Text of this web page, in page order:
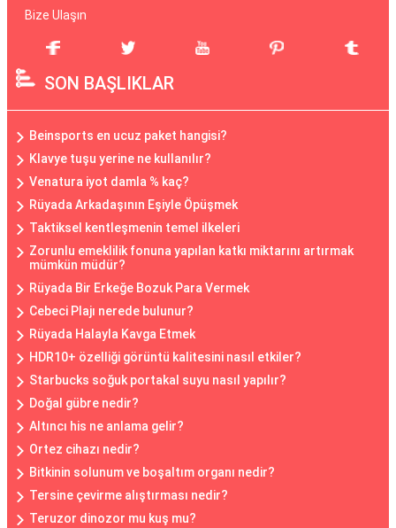
Bize Ulaşın
SON BAŞLIKLAR
Beinsports en ucuz paket hangisi?
Klavye tuşu yerine ne kullanılır?
Venatura iyot damla % kaç?
Rüyada Arkadaşının Eşiyle Öpüşmek
Taktiksel kentleşmenin temel ilkeleri
Zorunlu emeklilik fonuna yapılan katkı miktarını artırmak
mümkün müdür?
Rüyada Bir Erkeğe Bozuk Para Vermek
Cebeci Plajı nerede bulunur?
Rüyada Halayla Kavga Etmek
HDR10+ özelliği görüntü kalitesini nasıl etkiler?
Starbucks soğuk portakal suyu nasıl yapılır?
Doğal gübre nedir?
Altıncı his ne anlama gelir?
Ortez cihazı nedir?
Bitkinin solunum ve boşaltım organı nedir?
Tersine çevirme alıştırması nedir?
Teruzor dinozor mu kuş mu?